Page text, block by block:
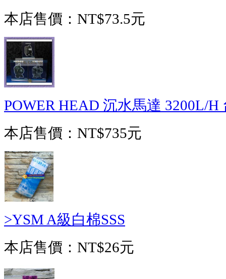
本店售價： NT$73.5元
POWER HEAD 沉水馬達 3200L/H
本店售價： NT$735元
>YSM A級白棉SSS
本店售價： NT$26元